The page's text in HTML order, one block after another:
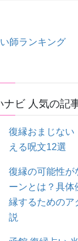
ナビ 人気の記
復縁おまじない
える呪文12選
復縁の可能性が
ーンとは？具体
縁するためのア
説